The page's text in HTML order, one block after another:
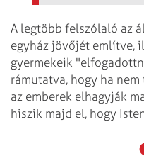
A legtöbb felszólaló az
egyház jövőjét említve,
gyermekeik
rámutatva, hogy ha
az emberek elhagyják
hiszik majd el, hogy